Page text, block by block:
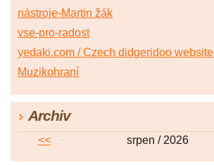
nástroje-Martin žák
vse-pro-radost
yedaki.com / Czech didgeridoo website
Muzikohraní
Archiv
<< srpen / 2026